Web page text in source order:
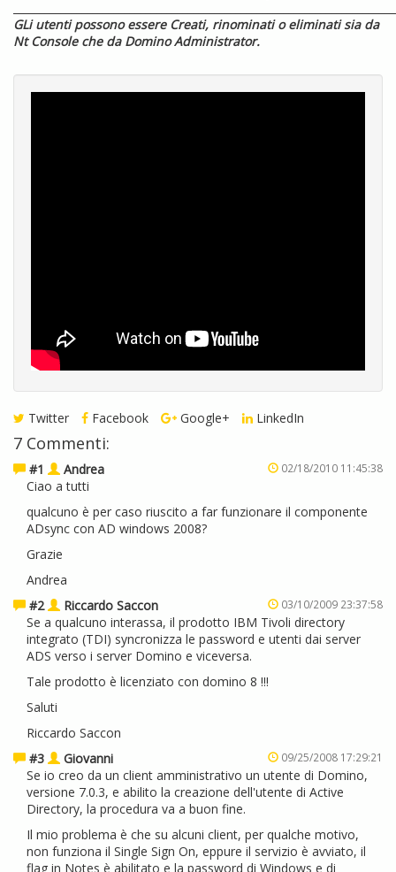
GLi utenti possono essere Creati, rinominati o eliminati sia da
Nt Console che da Domino Administrator.
Twitter Facebook Google+ LinkedIn
7 Commenti:
#1 Andrea 02/18/2010 11:45:38
Ciao a tutti
qualcuno è per caso riuscito a far funzionare il componente
ADsync con AD windows 2008?
Grazie
Andrea
#2
Riccardo Saccon 03/10/2009 23:37:58
Se a qualcuno interassa, il prodotto IBM Tivoli directory
integrato (TDI) syncronizza le password e utenti dai server
ADS verso i server Domino e viceversa.
Tale prodotto è licenziato con domino 8 !!!
Saluti
Riccardo Saccon
#3
Giovanni 09/25/2008 17:29:21
Se io creo da un client amministrativo un utente di Domino,
versione 7.0.3, e abilito la creazione dell'utente di Active
Directory, la procedura va a buon fine.
Il mio problema è che su alcuni client, per qualche motivo,
non funziona il Single Sign On, eppure il servizio è avviato, il
flag in Notes è abilitato e la password di Windows e di